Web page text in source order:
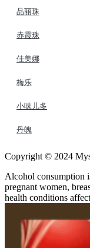
品丽珠
赤霞珠
佳美娜
梅乐
小味儿多
丹魄
Copyright © 2024
Alcohol consumption
pregnant women,
health conditions